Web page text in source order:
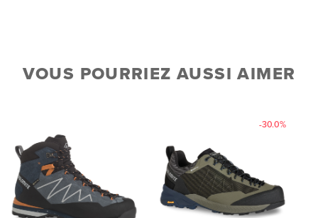
VOUS POURRIEZ AUSSI AIMER
-30.0%